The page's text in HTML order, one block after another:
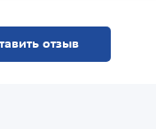
отзыв